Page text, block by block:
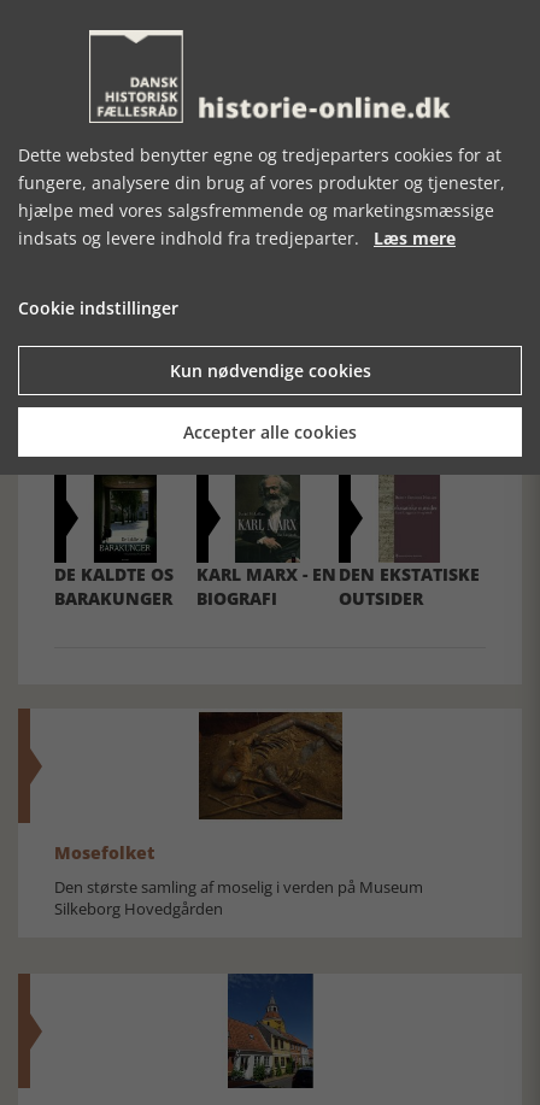
Derudover er der simpelthen for mange sjuskefejl: stavefejl,
oversættelsesfejl og usammenhængende sætninger. Bogen
korrektur.
SE RELATEREDE ARTIKLER
DE KALDTE OS
BARAKUNGER
KARL MARX - EN
BIOGRAFI
DEN EKSTATISKE
OUTSIDER
Mosefolket
Den største samling af moselig i verden på Museum
Silkeborg Hovedgården
Dette websted benytter egne og tredjeparters cookies for at
fungere, analysere din brug af vores produkter og tjenester,
hjælpe med vores salgsfremmende og marketingsmæssige
indsats og levere indhold fra tredjeparter. Læs mere
Cookie indstillinger
Kun nødvendige cookies
Accepter alle cookies